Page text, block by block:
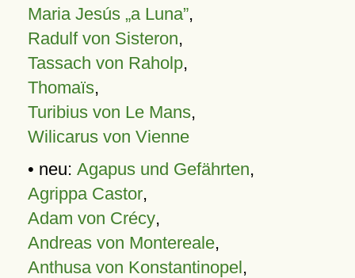
Maria Jesús „a Luna”,
Radulf von Sisteron,
Tassach von Raholp,
Thomaïs,
Turibius von Le Mans,
Wilicarus von Vienne
• neu: Agapus und Gefährten,
Agrippa Castor,
Adam von Crécy,
Andreas von Montereale,
Anthusa von Konstantinopel,